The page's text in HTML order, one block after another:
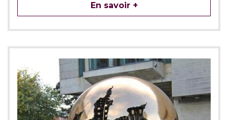
En savoir +